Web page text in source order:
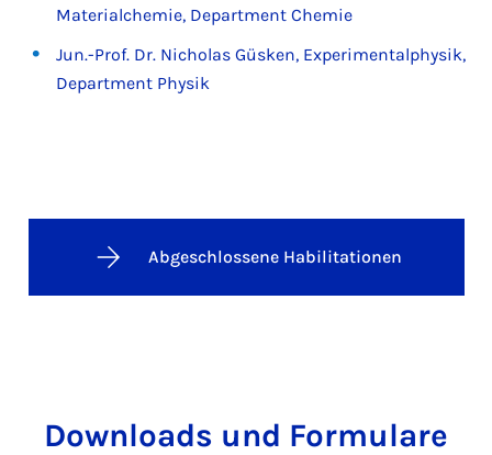
Materialchemie, Department Chemie
Jun.-Prof. Dr. Nicholas Güsken, Experimentalphysik,
Department Physik
Abgeschlossene Habilitationen
Downloads und Formulare